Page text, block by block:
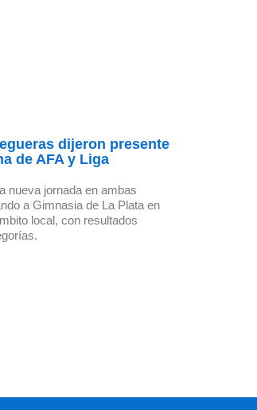
dijeron presente
de AFA y Liga
nueva jornada en ambas
a Gimnasia de La Plata en
local, con resultados